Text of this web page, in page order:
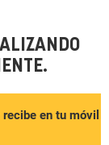
en tu móvil